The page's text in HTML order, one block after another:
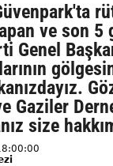
ve son 5
Genel
Gaziler
size